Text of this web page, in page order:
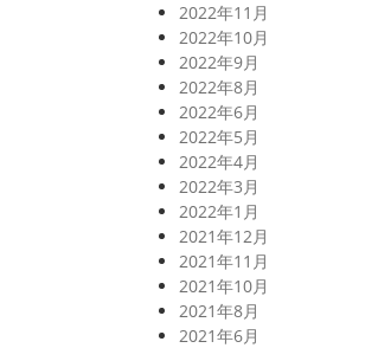
2022年11月
2022年10月
2022年9月
2022年8月
2022年6月
2022年5月
2022年4月
2022年3月
2022年1月
2021年12月
2021年11月
2021年10月
2021年8月
2021年6月